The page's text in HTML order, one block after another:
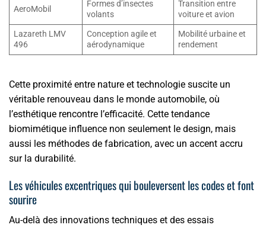
AeroMobil
Formes d’insectes
volants
Transition entre
voiture et avion
Lazareth LMV
496
Conception agile et
aérodynamique
Mobilité urbaine et
rendement
Cette proximité entre nature et technologie suscite un
véritable renouveau dans le monde automobile, où
l’esthétique rencontre l’efficacité. Cette tendance
biomimétique influence non seulement le design, mais
aussi les méthodes de fabrication, avec un accent accru
sur la durabilité.
Les véhicules excentriques qui bouleversent les codes et font
sourire
Au-delà des innovations techniques et des essais